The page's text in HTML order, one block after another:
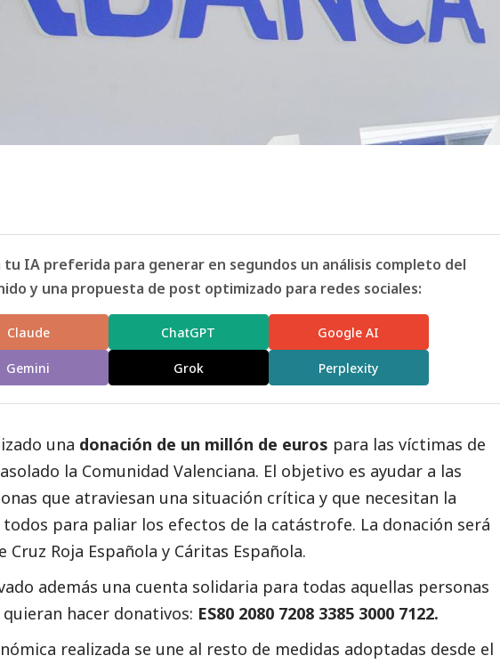
tu IA preferida para generar en segundos un análisis completo del
y una propuesta de post optimizado para redes sociales:
Claude ChatGPT Google AI
Gemini Grok Perplexity
una donación de un millón de euros para las víctimas de
la Comunidad Valenciana. El objetivo es ayudar a las
que atraviesan una situación crítica y que necesitan la
para paliar los efectos de la catástrofe. La donación será
Roja Española y Cáritas Española.
además una cuenta solidaria para todas aquellas personas
hacer donativos: ES80 2080 7208 3385 3000 7122.
realizada se une al resto de medidas adoptadas desde el